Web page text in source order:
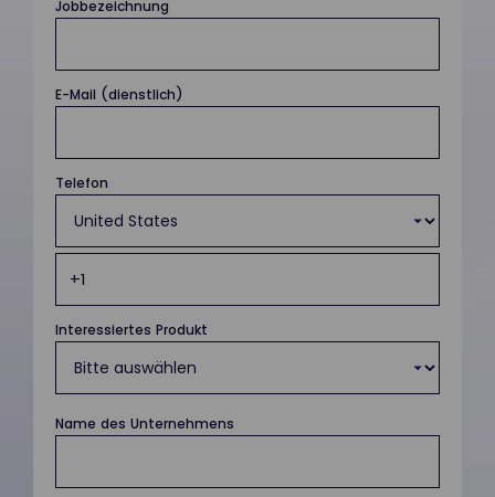
Jobbezeichnung
E-Mail (dienstlich)
Telefon
Interessiertes Produkt
Name des Unternehmens